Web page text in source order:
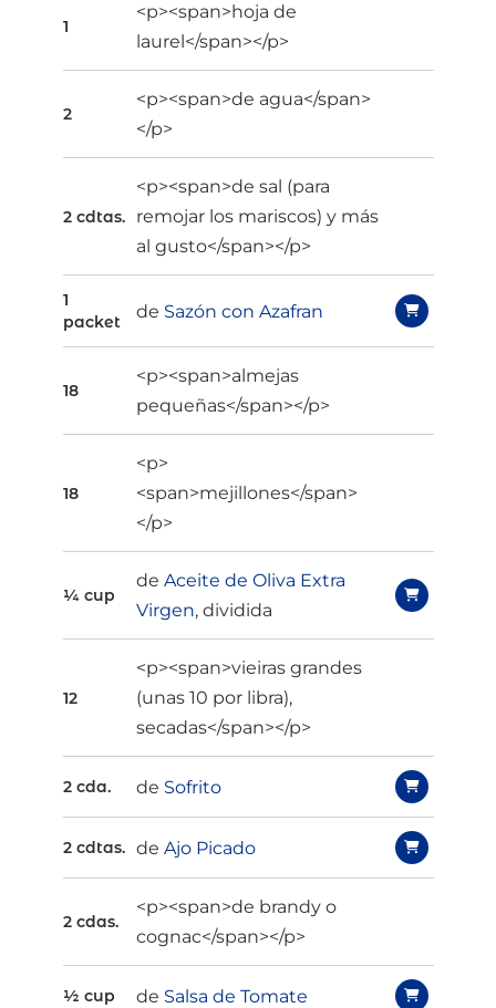
1
<p><span>hoja de
laurel</span></p>
2
<p><span>de agua</span>
</p>
2 cdtas.
<p><span>de sal (para
remojar los mariscos) y más
al gusto</span></p>
1
packet
de Sazón con Azafran
18
<p><span>almejas
pequeñas</span></p>
18
<p>
<span>mejillones</span>
</p>
¼ cup
de Aceite de Oliva Extra
Virgen, dividida
12
<p><span>vieiras grandes
(unas 10 por libra),
secadas</span></p>
2 cda. de Sofrito
2 cdtas. de Ajo Picado
2 cdas.
<p><span>de brandy o
cognac</span></p>
½ cup de Salsa de Tomate